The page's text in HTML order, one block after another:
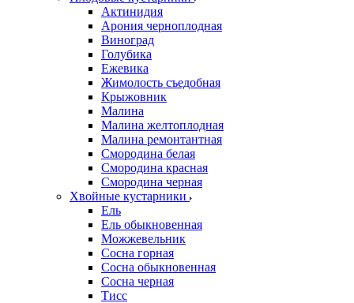
Актинидия
Арония черноплодная
Виноград
Голубика
Ежевика
Жимолость съедобная
Крыжовник
Малина
Малина желтоплодная
Малина ремонтантная
Смородина белая
Смородина красная
Смородина черная
Хвойные кустарники
Ель
Ель обыкновенная
Можжевельник
Сосна горная
Сосна обыкновенная
Сосна черная
Тисс